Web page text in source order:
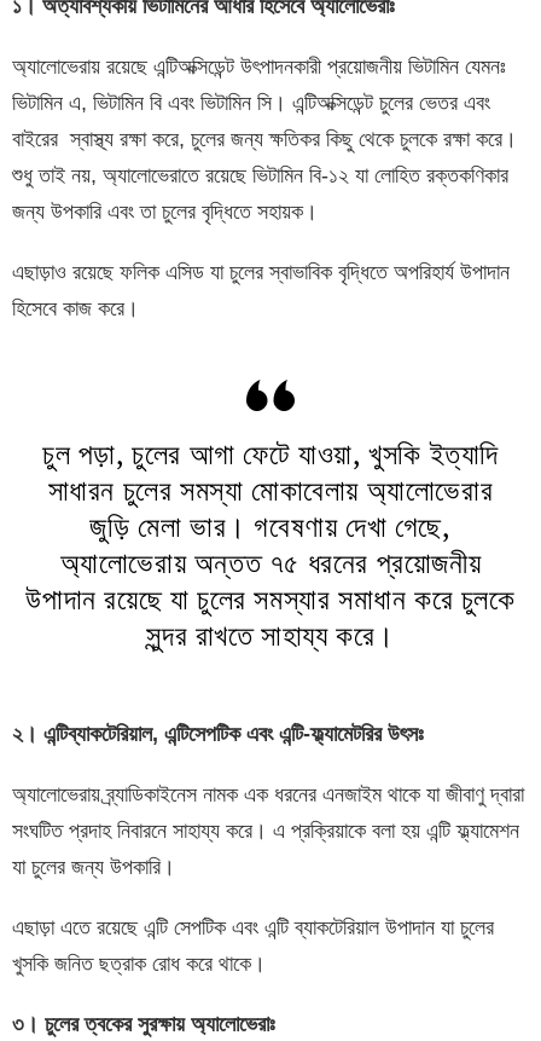
১। অত্যাবশ্যকীয় ভিটামিনের আধার হিসেবে অ্যালোভেরাঃ
অ্যালোভেরায় রয়েছে এন্টিঅক্সিডেন্ট উৎপাদনকারী প্রয়োজনীয় ভিটামিন যেমনঃ
ভিটামিন এ, ভিটামিন বি এবং ভিটামিন সি। এন্টিঅক্সিডেন্ট চুলের ভেতর এবং
বাইরের স্বাস্থ্য রক্ষা করে, চুলের জন্য ক্ষতিকর কিছু থেকে চুলকে রক্ষা করে।
শুধু তাই নয়, অ্যালোভেরাতে রয়েছে ভিটামিন বি-১২ যা লোহিত রক্তকণিকার
জন্য উপকারি এবং তা চুলের বৃদ্ধিতে সহায়ক।
এছাড়াও রয়েছে ফলিক এসিড যা চুলের স্বাভাবিক বৃদ্ধিতে অপরিহার্য উপাদান
হিসেবে কাজ করে।
চুল পড়া, চুলের আগা ফেটে যাওয়া, খুসকি ইত্যাদি
সাধারন চুলের সমস্যা মোকাবেলায় অ্যালোভেরার
জুড়ি মেলা ভার। গবেষণায় দেখা গেছে,
অ্যালোভেরায় অন্তত ৭৫ ধরনের প্রয়োজনীয়
উপাদান রয়েছে যা চুলের সমস্যার সমাধান করে চুলকে
সুন্দর রাখতে সাহায্য করে।
২। এন্টিব্যাকটেরিয়াল, এন্টিসেপটিক এবং এন্টি-ফ্ল্যামেটরির উৎসঃ
অ্যালোভেরায় ব্র্যাডিকাইনেস নামক এক ধরনের এনজাইম থাকে যা জীবাণু দ্বারা
সংঘটিত প্রদাহ নিবারনে সাহায্য করে। এ প্রক্রিয়াকে বলা হয় এন্টি ফ্ল্যামেশন
যা চুলের জন্য উপকারি।
এছাড়া এতে রয়েছে এন্টি সেপটিক এবং এন্টি ব্যাকটেরিয়াল উপাদান যা চুলের
খুসকি জনিত ছত্রাক রোধ করে থাকে।
৩। চুলের ত্বকের সুরক্ষায় অ্যালোভেরাঃ